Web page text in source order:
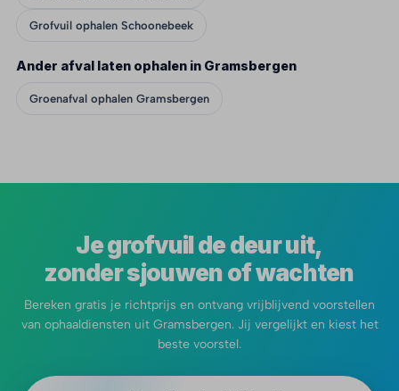
Grofvuil ophalen Schoonebeek
Ander afval laten ophalen in Gramsbergen
Groenafval ophalen Gramsbergen
Je grofvuil de deur uit,
zonder sjouwen of wachten
Bereken gratis je richtprijs en ontvang vrijblijvend voorstellen
van ophaaldiensten uit Gramsbergen. Jij vergelijkt en kiest het
beste voorstel.